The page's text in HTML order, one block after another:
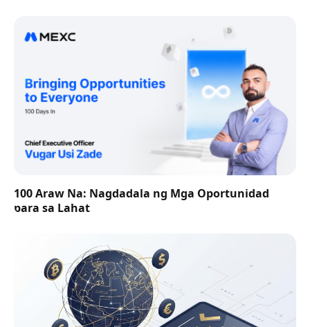
100 Araw Na: Nagdadala ng Mga Oportunidad
para sa Lahat